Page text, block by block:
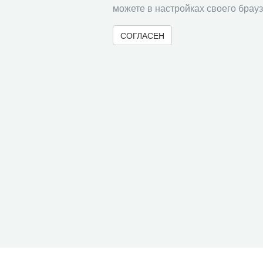
можете в настройках своего
СОГЛАСЕН